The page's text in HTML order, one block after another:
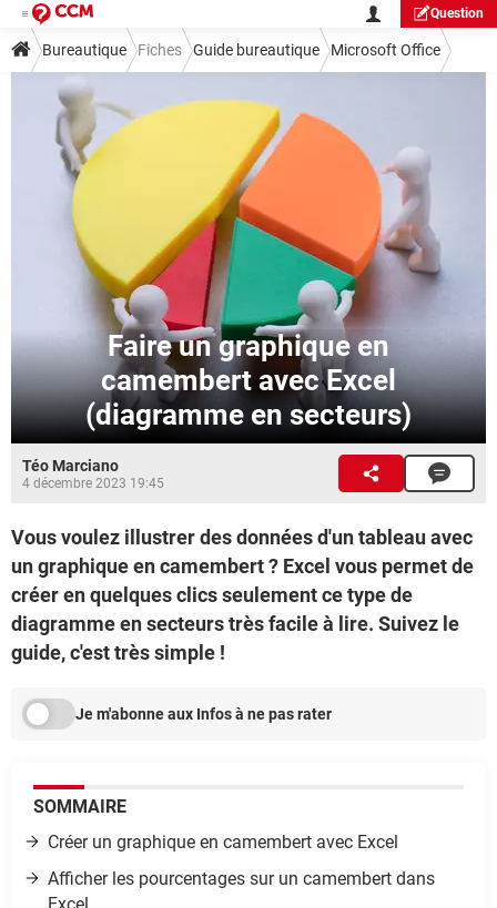
Question
Bureautique Fiches Guide bureautique Microsoft Office
Faire un graphique en
camembert avec Excel
(diagramme en secteurs)
Téo Marciano
4 décembre 2023 19:45
Vous voulez illustrer des données d'un tableau avec
un graphique en camembert ? Excel vous permet de
créer en quelques clics seulement ce type de
diagramme en secteurs très facile à lire. Suivez le
guide, c'est très simple !
Je m'abonne aux Infos à ne pas rater
SOMMAIRE
Créer un graphique en camembert avec Excel
Afficher les pourcentages sur un camembert dans